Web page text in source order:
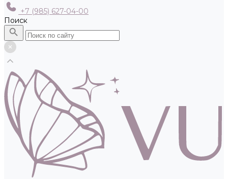
+7 (985) 627-04-00
Поиск